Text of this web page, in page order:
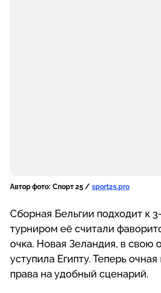
Автор фото: Спорт 25 / sport25.pro
Сборная Бельгии подходит к
турниром её считали
очка. Новая Зеландия, в свою
уступила Египту. Теперь
права на удобный сценарий.